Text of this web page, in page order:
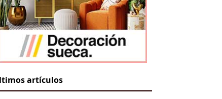
artículos